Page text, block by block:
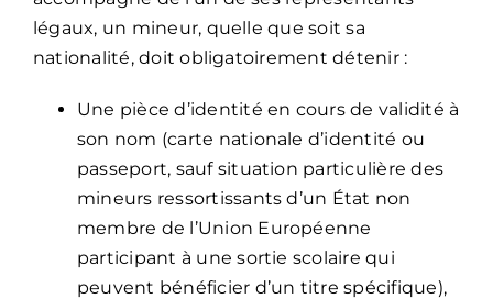
légaux, un mineur, quelle que soit sa
nationalité, doit obligatoirement détenir :
Une pièce d’identité en cours de validité à
son nom (carte nationale d’identité ou
passeport, sauf situation particulière des
mineurs ressortissants d’un État non
membre de l’Union Européenne
participant à une sortie scolaire qui
peuvent bénéficier d’un titre spécifique),